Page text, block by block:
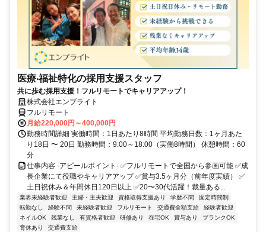
医療‧福祉特化の採用支援スタッフ
共に歩む採用支援！フルリモートでキャリアアップ！
株式会社エンブライト
フルリモート
月給220,000円～400,000円
勤務時間詳細 実働時間：1日あたり8時間 平均勤務日数：1ヶ月あた
り18日 〜 20日 勤務時間：9:00～18:00（実働8時間） 休憩時間：60
分
仕事内容 -アピールポイント- ✅フルリモートで全国から参画可能 ✅成
長企業にて役職やキャリアアップ ✅賞与3.5ヶ月分（前年度実績） ✅
土日祝休み＆年間休日120日以上 ✅20〜30代活躍！裁量ある...
業界未経験者歓迎 主婦・主夫歓迎 資格取得支援あり 学歴不問
固定時間制
転勤なし
経験不問 未経験者歓迎 フルリモート 交通費全額支給
経験者歓迎
ネイルOK
残業なし 有資格者歓迎 研修あり 在宅OK 賞与あり
ブランクOK
育休あり
交通費支給